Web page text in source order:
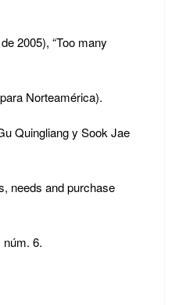
2005), “Too many
Norteamérica).
Quingliang y Sook Jae
needs and purchase
6.